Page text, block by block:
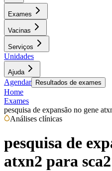
Exames
Vacinas
Serviços
Unidades
Ajuda
Agendar Resultados de exames
Home
Exames
pesquisa de expansão no gene
Análises clínicas
pesquisa de
atxn2 para sca2